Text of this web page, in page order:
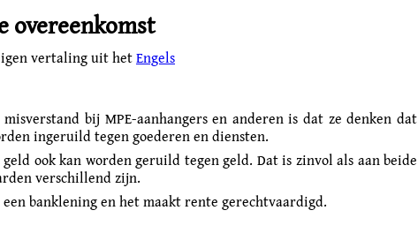
overeenkomst
vertaling uit hetEngels
bij MPE-aanhangers en anderen is dat ze denken dat
ingeruild tegen goederen en diensten.
ook kan worden geruild tegen geld. Dat is zinvol als aan beide
verschillend zijn.
banklening en het maakt rente gerechtvaardigd.